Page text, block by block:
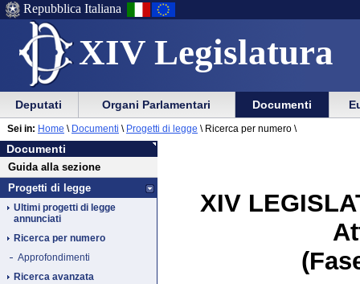
XIV Legislatura
Menu
di
ausilio
alla
navigazione
Vai
Menu
di
navigazione
principale
Repubblica Italiana
Menu
di
navigazione
principale
Vai
menu
di
sezione
Deputati Organi Parlamentari Documenti
Documenti
Vai
al
contenuto
Documenti
Guida alla sezione
Progetti di legge
Ultimi progetti di legge
annunciati
Ricerca per numero
Approfondimenti
Ricerca avanzata
Sei in: Home \ Documenti \ Progetti di legge \ Ricerca per numero \
XIV